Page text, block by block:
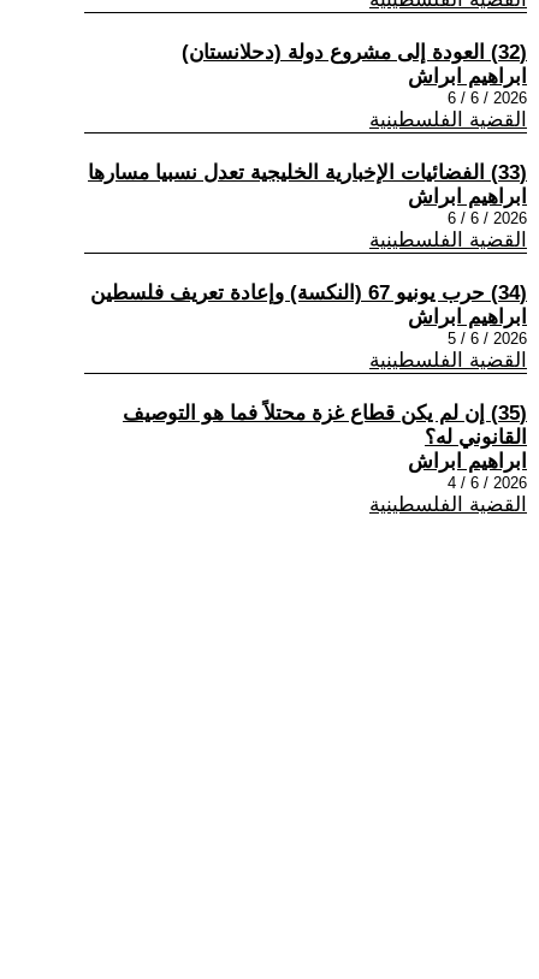
(32) العودة إلى مشروع دولة (دحلانستان)
ابراهيم ابراش
2026 / 6 / 6
القضية الفلسطينية
(33) الفضائيات الإخبارية الخليجية تعدل نسبيا مسارها
ابراهيم ابراش
2026 / 6 / 6
القضية الفلسطينية
(34) حرب يونيو 67 (النكسة) وإعادة تعريف فلسطين
ابراهيم ابراش
2026 / 6 / 5
القضية الفلسطينية
(35) إن لم يكن قطاع غزة محتلاً فما هو التوصيف
القانوني له؟
ابراهيم ابراش
2026 / 6 / 4
القضية الفلسطينية